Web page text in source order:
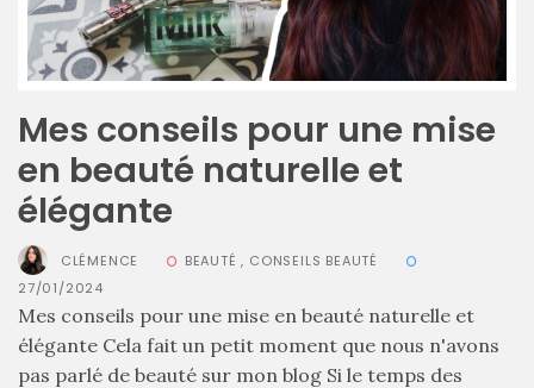
Comparatif :
les
sacs
Monceau
Mini
Marly
Ateliers
Auguste,
lequel
choisir
?
02/05/2026
Mes conseils pour une mise
en beauté naturelle et
élégante
CLÉMENCE BEAUTÉ , CONSEILS BEAUTÉ
27/01/2024
Mes conseils pour une mise en beauté naturelle et
élégante Cela fait un petit moment que nous n'avons
pas parlé de beauté sur mon blog Si le temps des